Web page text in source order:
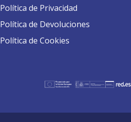
Política de Privacidad
Política de Devoluciones
Política de Cookies